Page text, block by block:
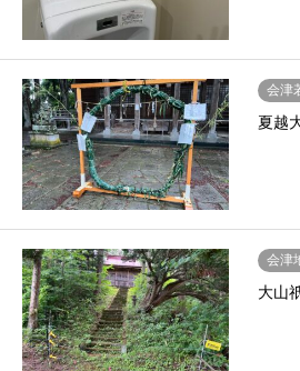
会津
夏越
会津
大山